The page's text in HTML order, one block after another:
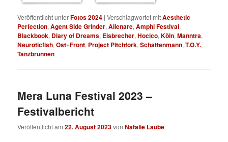
Veröffentlicht unterFotos 2024 |Verschlagwortet mitAesthetic
Perfection,Agent Side Grinder,Alienare,Amphi Festival,
Blackbook, Diary of Dreams, Eisbrecher,Hocico,Köln,Manntra,
Neuroticfish,Ost+Front, Project Pitchfork,Schattenmann,T.O.Y.,
Tanzbrunnen
Mera Luna Festival 2023 –
Festivalbericht
Veröffentlicht am22. August 2023vonNatalie Laube